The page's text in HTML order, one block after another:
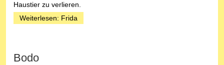
Haustier zu verlieren.
Weiterlesen: Frida
Bodo